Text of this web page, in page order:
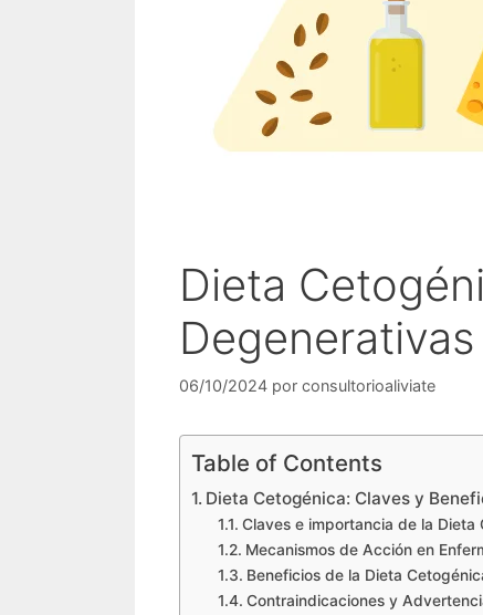
Dieta
Degenerativas
06/10/2024 por consultorioaliviate
Table of Contents
Dieta Cetogénica: Claves y
Claves e importancia de la Dieta
Mecanismos de Acción en
Beneficios de la Dieta
Contraindicaciones y